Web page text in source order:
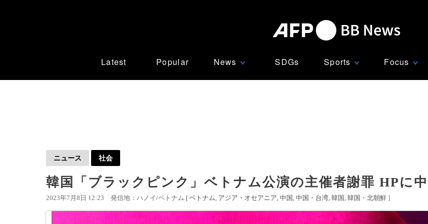
Latest Popular News ∨ SDGs Sports ∨ Focus ∨
ニュース 社会
韓国「ブラックピンク」ベトナム公演の主催者謝罪 HPに中
2023年7月8日 12:23 発信地：ハノイ/ベトナム [ ベトナム アジア・オセアニア 中国 中国・台湾 韓国 韓国・北朝鮮 ]